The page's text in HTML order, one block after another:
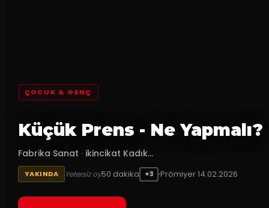
ÇOCUK & GENÇ
Küçük Prens - Ne Yapmalı?
Fabrika Sanat · ikincikat Kadık...
YAKINDA Yetersiz oy50 dakika +3 Prömiyer14.02.2026